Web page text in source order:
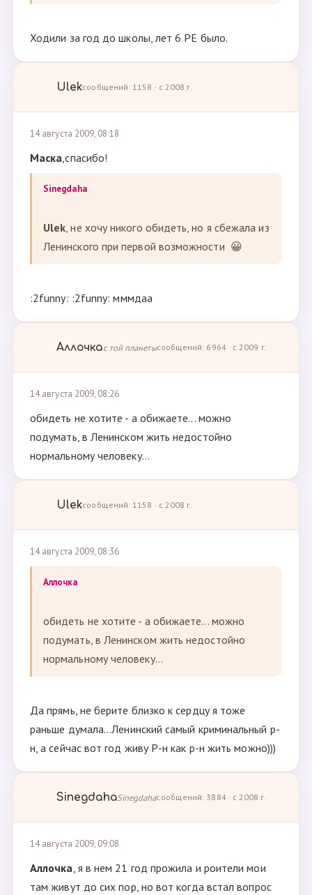
Ходили за год до школы, лет 6 РЕ было.
Ulekсообщений: 1158 · с 2008 г.
14 августа 2009, 08:18
Маска,спасибо!
Sinegdaha
Ulek, не хочу никого обидеть, но я сбежала из
Ленинского при первой возможности 😀
:2funny: :2funny: мммдаа
Аллочкас той планетысообщений: 6964 · с 2009 г.
14 августа 2009, 08:26
обидеть не хотите - а обижаете... можно
подумать, в Ленинском жить недостойно
нормальному человеку...
Ulekсообщений: 1158 · с 2008 г.
14 августа 2009, 08:36
Аллочка
обидеть не хотите - а обижаете... можно
подумать, в Ленинском жить недостойно
нормальному человеку...
Да прямь, не берите близко к сердцу я тоже
раньше думала...Ленинский самый криминальный р-
н, а сейчас вот год живу Р-н как р-н жить можно)))
SinegdahaSinegdahaсообщений: 3884 · с 2008 г.
14 августа 2009, 09:08
Аллочка, я в нем 21 год прожила и роители мои
там живут до сих пор, но вот когда встал вопрос